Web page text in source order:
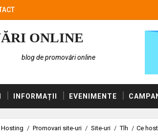
ONLINE
blog de promovări online
INFORMAȚII EVENIMENTE
Hosting / Promovari site-uri / Site-uri / Tlh / Ce